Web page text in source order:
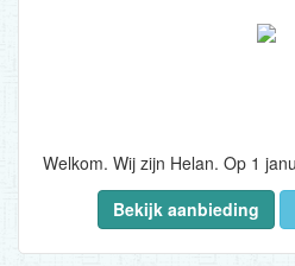
Bekijk aanbieding